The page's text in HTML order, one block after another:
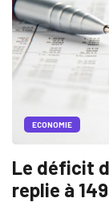
ECONOMIE
Le déficit
replie à